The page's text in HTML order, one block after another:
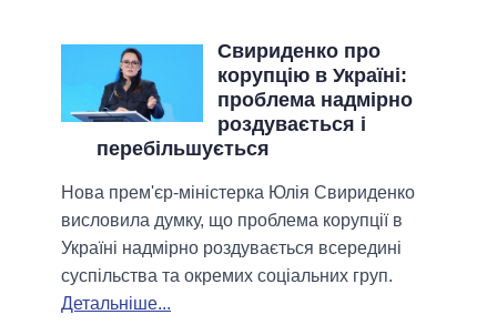
Свириденко про
корупцію в Україні:
проблема надмірно
роздувається і
перебільшується
Нова прем'єр-міністерка Юлія Свириденко
висловила думку, що проблема корупції в
Україні надмірно роздувається всередині
суспільства та окремих соціальних груп.
Детальніше...